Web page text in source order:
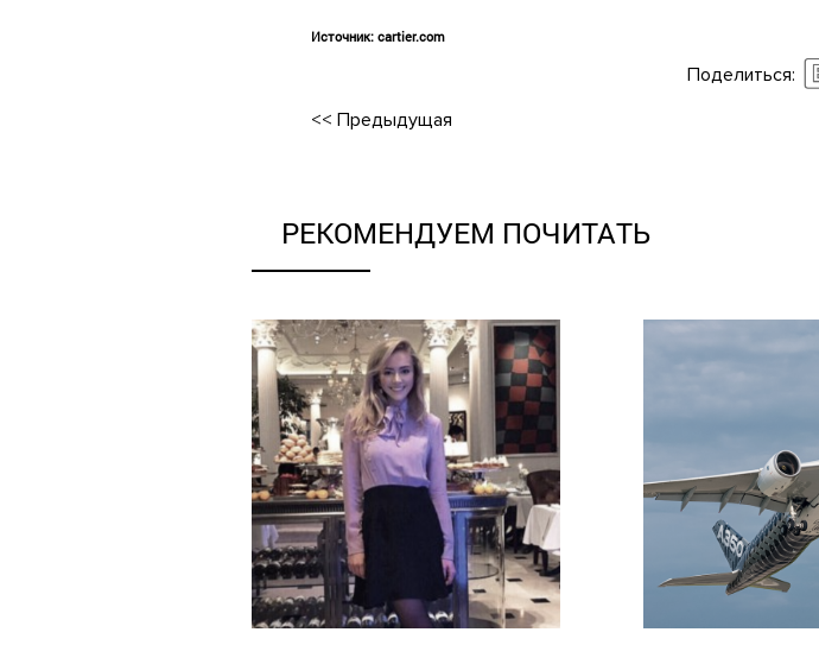
Источник: cartier.com
Поделиться:
<< Предыдущая
РЕКОМЕНДУЕМ ПОЧИТАТЬ